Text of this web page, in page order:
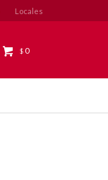
$ 0
Locales